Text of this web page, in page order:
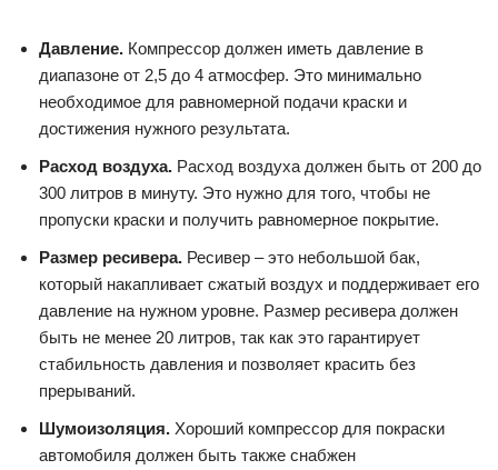
Давление. Компрессор должен иметь давление в
диапазоне от 2,5 до 4 атмосфер. Это минимально
необходимое для равномерной подачи краски и
достижения нужного результата.
Расход воздуха. Расход воздуха должен быть от 200 до
300 литров в минуту. Это нужно для того, чтобы не
пропуски краски и получить равномерное покрытие.
Размер ресивера. Ресивер – это небольшой бак,
который накапливает сжатый воздух и поддерживает его
давление на нужном уровне. Размер ресивера должен
быть не менее 20 литров, так как это гарантирует
стабильность давления и позволяет красить без
прерываний.
Шумоизоляция. Хороший компрессор для покраски
автомобиля должен быть также снабжен